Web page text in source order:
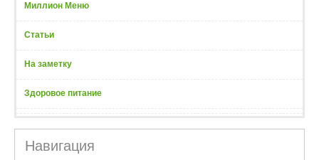
Миллион Меню
Статьи
На заметку
Здоровое питание
Навигация